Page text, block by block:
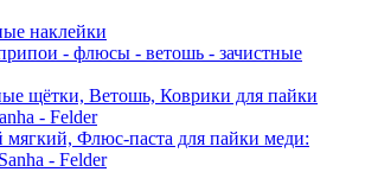
наклейки
- флюсы - ветошь - зачистные
щётки, Ветошь, Коврики для пайки
- Felder
Флюс-паста для пайки меди:
- Felder